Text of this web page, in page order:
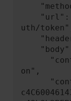
uth/
on",